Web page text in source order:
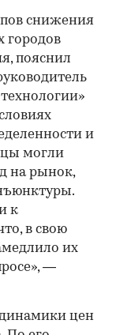
снижения
городов
пояснил
и
могли
на рынок,
к
в свою
их
—
цен